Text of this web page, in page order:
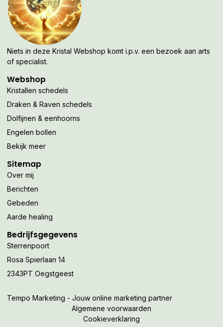
Niets in deze Kristal Webshop komt i.p.v. een bezoek aan arts
of specialist.
Webshop
Kristallen schedels
Draken & Raven schedels
Dolfijnen & eenhoorns
Engelen bollen
Bekijk meer
Sitemap
Over mij
Berichten
Gebeden
Aarde healing
Bedrijfsgegevens
Sterrenpoort
Rosa Spierlaan 14
2343PT Oegstgeest
Tempo Marketing - Jouw online marketing partner
Algemene voorwaarden
Cookieverklaring